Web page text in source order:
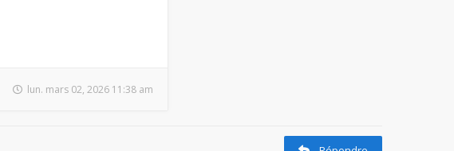
lun. mars 02, 2026 11:38 am